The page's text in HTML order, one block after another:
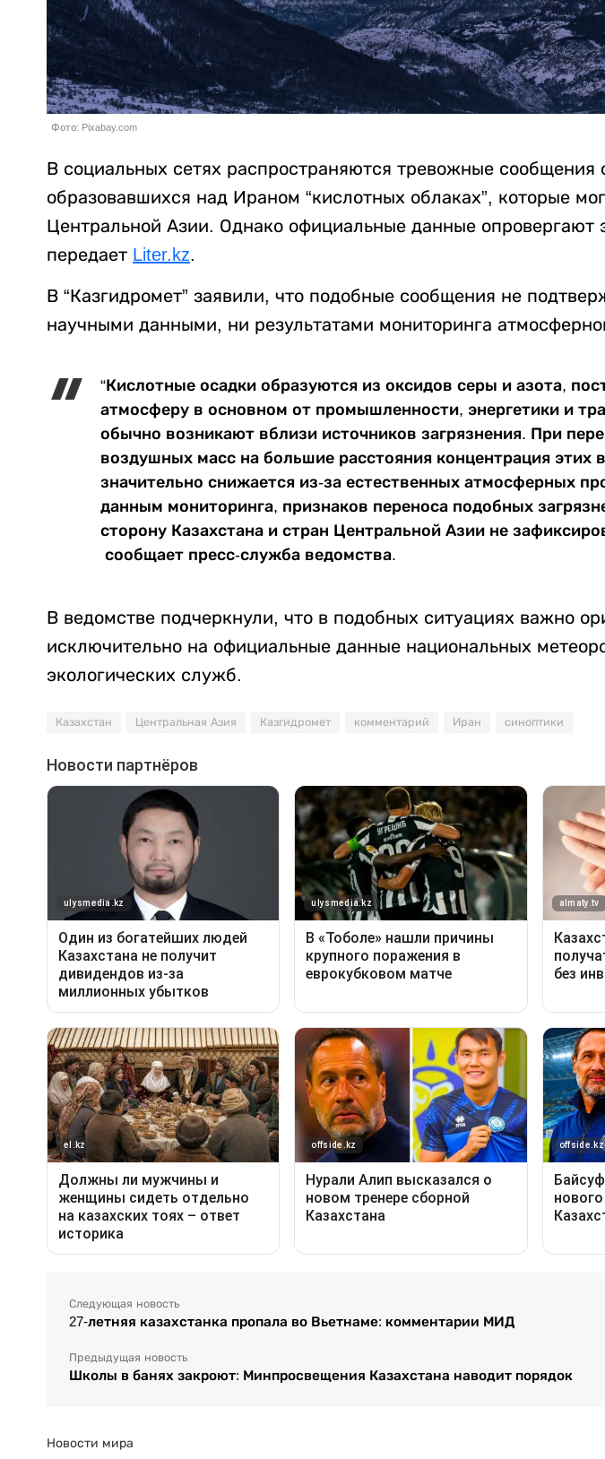
Фото: Pixabay.com
В социальных сетях распространяются тревожные сообщения
образовавшихся над Ираном “кислотных облаках”, которые
Центральной Азии. Однако официальные данные опровергают
передает Liter.kz.
В “Казгидромет” заявили, что подобные сообщения не
научными данными, ни результатами мониторинга
“Кислотные осадки образуются из оксидов серы и азота,
атмосферу в основном от промышленности, энергетики и
обычно возникают вблизи источников загрязнения. При
воздушных масс на большие расстояния концентрация этих
значительно снижается из-за естественных атмосферных
данным мониторинга, признаков переноса подобных
сторону Казахстана и стран Центральной Азии не
сообщает пресс-служба ведомства.
В ведомстве подчеркнули, что в подобных ситуациях важно
исключительно на официальные данные национальных
экологических служб.
Казахстан Центральная Азия Казгидромет комментарий Иран синоптики
Следующая новость
27-летняя казахстанка пропала во Вьетнаме: комментарии МИД
Предыдущая новость
Школы в банях закроют: Минпросвещения Казахстана наводит порядок
Новости мира